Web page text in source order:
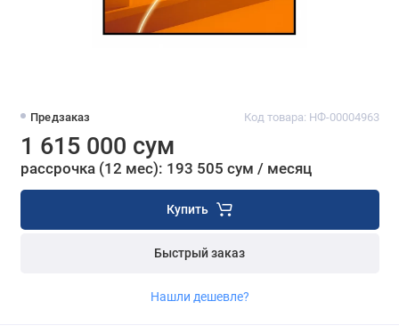
Предзаказ Код товара: НФ-00004963
1 615 000 сум
рассрочка (12 мес): 193 505 сум / месяц
Купить
Быстрый заказ
Нашли дешевле?